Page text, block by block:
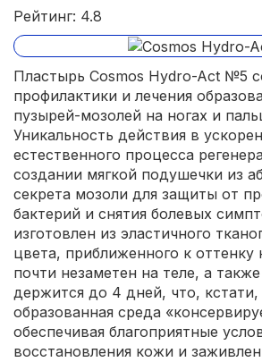
Рейтинг: 4.8
Пластырь Cosmos Hydro-Act №5
профилактики и лечения
пузырей-мозолей на ногах и
Уникальность действия в
естественного процесса
создании мягкой подушечки из
секрета мозоли для защиты от
бактерий и снятия болевых
изготовлен из эластичного
цвета, приближенного к
почти незаметен на теле, а
держится до 4 дней, что, кстати,
образованная среда
обеспечивая благоприятные
восстановления кожи и